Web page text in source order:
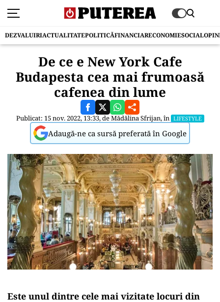
DEZVALUIRIACTUALITATEPOLITICĂFINANCIARECONOMIESOCIAL
De ce e New York Cafe
Budapesta cea mai frumoasă
cafenea din lume
Publicat: 15 nov. 2022, 13:33, deMădălina Sfrijan, în LIFESTYLE
Adaugă-ne ca sursă preferată în Google
Este unul dintre cele mai vizitate locuri din